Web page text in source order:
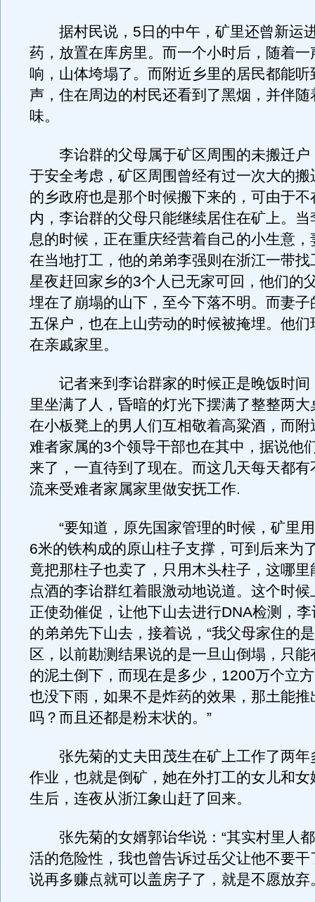
据村民说，5日的中午，矿里还曾新运
药，放置在库房里。而一个小时后，随着一
响，山体垮塌了。而附近乡里的居民都能听
声，住在周边的村民还看到了黑烟，并伴随
味。
李诒群的父母属于矿区周围的未搬迁户
于安全考虑，矿区周围曾经有过一次大的搬
的乡政府也是那个时候搬下来的，可由于不
内，李诒群的父母只能继续居住在矿上。当
息的时候，正在重庆经营着自己的小生意，
在当地打工，他的弟弟李强则在浙江一带找
星夜赶回家乡的3个人已无家可回，他们的
埋在了崩塌的山下，至今下落不明。而妻子
五保户，也在上山劳动的时候被掩埋。他们
在亲戚家里。
记者来到李诒群家的时候正是晚饭时间
里坐满了人，昏暗的灯光下摆满了整整两
在小板凳上的男人们互相敬着高粱酒，而附
难者家属的3个领导干部也在其中，据说他
来了，一直待到了现在。而这几天每天都有
流来受难者家属家里做安抚工作.
“要知道，原先国家管理的时候，矿里
6米的铁构成的原山柱子支撑，可到后来为
竟把那柱子也卖了，只用木头柱子，这哪里
点酒的李诒群红着眼激动地说道。这个时
正使劲催促，让他下山去进行DNA检测，
的弟弟先下山去，接着说，“我父母家住的
区，以前勘测结果说的是一旦山倒塌，只
的泥土倒下，而现在是多少，1200万个立
也没下雨，如果不是炸药的效果，那土能
吗？而且还都是粉末状的。”
张先菊的丈夫田茂生在矿上工作了两年
作业，也就是倒矿，她在外打工的女儿和女
生后，连夜从浙江象山赶了回来。
张先菊的女婿郭诒华说：“其实村里人
活的危险性，我也曾告诉过岳父让他不要干
说再多赚点就可以盖房子了，就是不愿放弃